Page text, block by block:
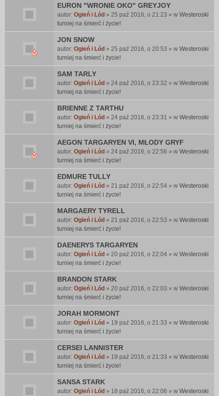
EURON "WRONIE OKO" GREYJOY
autor: Ogień i Lód » 25 paź 2016, o 21:23 » w Westeroski
turniej na śmierć i życie!
JON SNOW
autor: Ogień i Lód » 25 paź 2016, o 20:53 » w Westeroski
turniej na śmierć i życie!
SAM TARLY
autor: Ogień i Lód » 24 paź 2016, o 23:32 » w Westeroski
turniej na śmierć i życie!
BRIENNE Z TARTHU
autor: Ogień i Lód » 24 paź 2016, o 23:31 » w Westeroski
turniej na śmierć i życie!
AEGON TARGARYEN VI, MŁODY GRYF
autor: Ogień i Lód » 24 paź 2016, o 22:56 » w Westeroski
turniej na śmierć i życie!
EDMURE TULLY
autor: Ogień i Lód » 21 paź 2016, o 22:54 » w Westeroski
turniej na śmierć i życie!
MARGAERY TYRELL
autor: Ogień i Lód » 21 paź 2016, o 22:53 » w Westeroski
turniej na śmierć i życie!
DAENERYS TARGARYEN
autor: Ogień i Lód » 20 paź 2016, o 22:04 » w Westeroski
turniej na śmierć i życie!
BRANDON STARK
autor: Ogień i Lód » 20 paź 2016, o 22:03 » w Westeroski
turniej na śmierć i życie!
JORAH MORMONT
autor: Ogień i Lód » 19 paź 2016, o 21:33 » w Westeroski
turniej na śmierć i życie!
CERSEI LANNISTER
autor: Ogień i Lód » 19 paź 2016, o 21:33 » w Westeroski
turniej na śmierć i życie!
SANSA STARK
autor: Ogień i Lód » 18 paź 2016, o 22:06 » w Westeroski